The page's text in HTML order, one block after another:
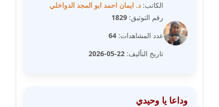
مدونة سهير عسكر
عاملة
عاملة
الكاتب: د. ايمان احمد ابو المجد الدواخلي
رقم التوثيق: 1829
عدد المشاهدات: 64
تاريخ التأليف: 22-05-2026
وداعا يا وحيدي